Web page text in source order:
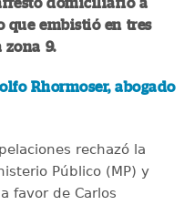
domiciliario a
que embistió en tres
zona 9.
Rhormoser, abogado
rechazó la
Público (MP) y
favor de Carlos